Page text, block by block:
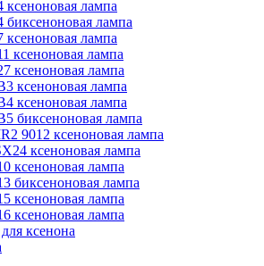
ксеноновая лампа
биксеноновая лампа
ксеноновая лампа
ксеноновая лампа
ксеноновая лампа
ксеноновая лампа
ксеноновая лампа
биксеноновая лампа
9012 ксеноновая лампа
ксеноновая лампа
ксеноновая лампа
биксеноновая лампа
ксеноновая лампа
ксеноновая лампа
ксенона